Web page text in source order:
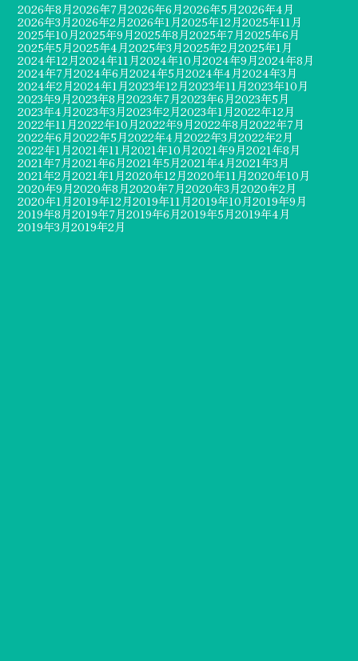
2026年8月2026年7月2026年6月2026年5月2026年4月
2026年3月2026年2月2026年1月2025年12月2025年11月
2025年10月2025年9月2025年8月2025年7月2025年6月
2025年5月2025年4月2025年3月2025年2月2025年1月
2024年12月2024年11月2024年10月2024年9月2024年8月
2024年7月2024年6月2024年5月2024年4月2024年3月
2024年2月2024年1月2023年12月2023年11月2023年10月
2023年9月2023年8月2023年7月2023年6月2023年5月
2023年4月2023年3月2023年2月2023年1月2022年12月
2022年11月2022年10月2022年9月2022年8月2022年7月
2022年6月2022年5月2022年4月2022年3月2022年2月
2022年1月2021年11月2021年10月2021年9月2021年8月
2021年7月2021年6月2021年5月2021年4月2021年3月
2021年2月2021年1月2020年12月2020年11月2020年10月
2020年9月2020年8月2020年7月2020年3月2020年2月
2020年1月2019年12月2019年11月2019年10月2019年9月
2019年8月2019年7月2019年6月2019年5月2019年4月
2019年3月2019年2月